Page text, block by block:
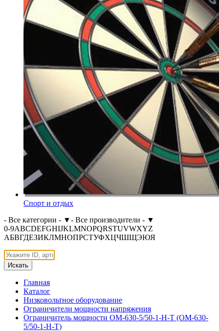
Спорт и отдых
- Все категории - ▼- Все производители - ▼
0-9ABCDEFGHIJKLMNOPQRSTUVWXYZ
АБВГДЕЗИКЛМНОПРСТУФХЦЧШЩЭЮЯ
Искать
Главная
Каталог
Низковольтное оборудование
Ограничители мощности напряжения
Ограничитель мощности ОМ-630-5/50-1-Н-Т (ОМ-630-
5/50-1-Н-Т)